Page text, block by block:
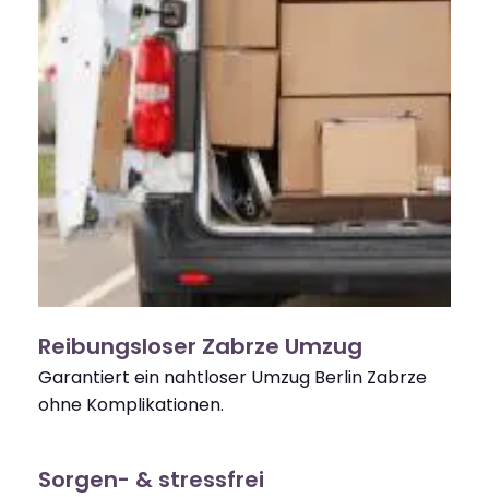
Reibungsloser Zabrze Umzug
Garantiert ein nahtloser Umzug Berlin Zabrze
ohne Komplikationen.
Sorgen- & stressfrei